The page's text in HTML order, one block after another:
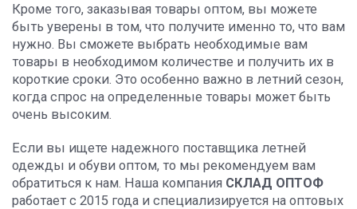
Кроме того, заказывая товары оптом, вы можете
быть уверены в том, что получите именно то, что вам
нужно. Вы сможете выбрать необходимые вам
товары в необходимом количестве и получить их в
короткие сроки. Это особенно важно в летний сезон,
когда спрос на определенные товары может быть
очень высоким.
Если вы ищете надежного поставщика летней
одежды и обуви оптом, то мы рекомендуем вам
обратиться к нам. Наша компания СКЛАД ОПТОФ
работает с 2015 года и специализируется на оптовых